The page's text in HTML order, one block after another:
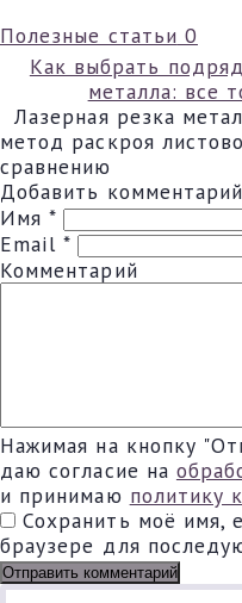
Полезные статьи 0
Как выбрать
металла: все
Лазерная резка
метод раскроя
сравнению
Добавить комментарий
Имя*
Email*
Комментарий
Нажимая на кнопку
даю согласие на
и принимаю политику
Сохранить моё имя,
браузере для